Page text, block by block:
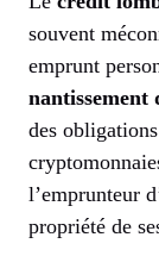
souvent
emprunt
nantissement
des
l’emprunteur
propriété de